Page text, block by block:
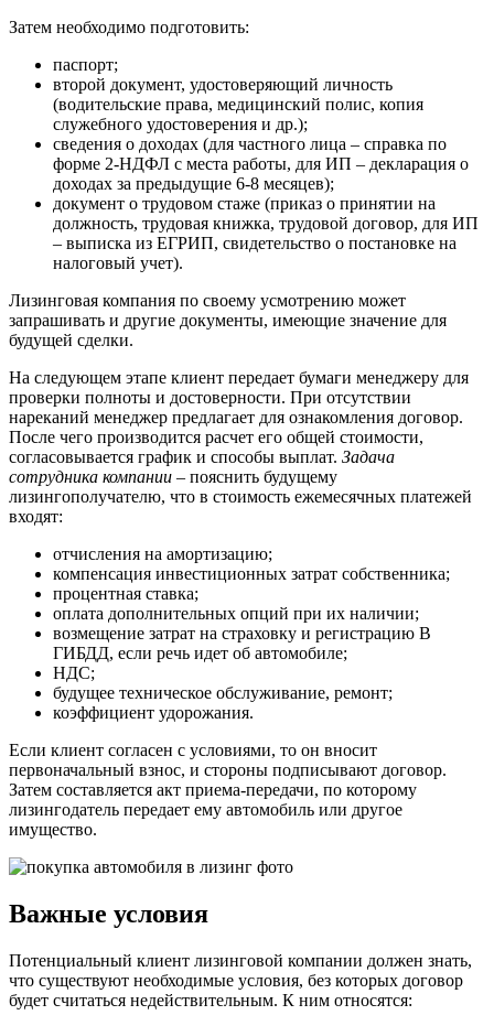
Затем необходимо подготовить:
паспорт;
второй документ, удостоверяющий личность
(водительские права, медицинский полис, копия
служебного удостоверения и др.);
сведения о доходах (для частного лица – справка по
форме 2-НДФЛ с места работы, для ИП – декларация о
доходах за предыдущие 6-8 месяцев);
документ о трудовом стаже (приказ о принятии на
должность, трудовая книжка, трудовой договор, для ИП
– выписка из ЕГРИП, свидетельство о постановке на
налоговый учет).
Лизинговая компания по своему усмотрению может
запрашивать и другие документы, имеющие значение для
будущей сделки.
На следующем этапе клиент передает бумаги менеджеру для
проверки полноты и достоверности. При отсутствии
нареканий менеджер предлагает для ознакомления договор.
После чего производится расчет его общей стоимости,
согласовывается график и способы выплат. Задача
сотрудника компании – пояснить будущему
лизингополучателю, что в стоимость ежемесячных платежей
входят:
отчисления на амортизацию;
компенсация инвестиционных затрат собственника;
процентная ставка;
оплата дополнительных опций при их наличии;
возмещение затрат на страховку и регистрацию В
ГИБДД, если речь идет об автомобиле;
НДС;
будущее техническое обслуживание, ремонт;
коэффициент удорожания.
Если клиент согласен с условиями, то он вносит
первоначальный взнос, и стороны подписывают договор.
Затем составляется акт приема-передачи, по которому
лизингодатель передает ему автомобиль или другое
имущество.
Важные условия
Потенциальный клиент лизинговой компании должен знать,
что существуют необходимые условия, без которых договор
будет считаться недействительным. К ним относятся: